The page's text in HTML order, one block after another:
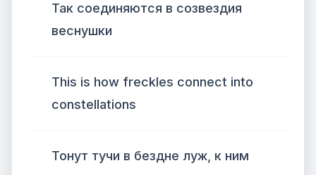
Так соединяются в созвездия
веснушки
This is how freckles connect into
constellations
Тонут тучи в бездне луж, к ним